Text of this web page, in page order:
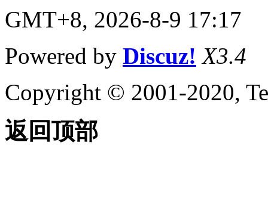
GMT+8, 2026-8-9 17:17
Powered by Discuz! X3.4
Copyright © 2001-2020,
返回顶部